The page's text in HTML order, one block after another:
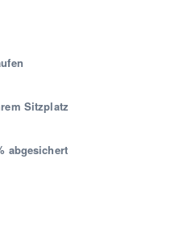
Sitzplatz
abgesichert